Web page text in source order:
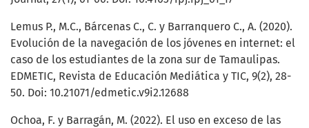
Lemus P., M.C., Bárcenas C., C. y Barranquero C., A. (2020).
Evolución de la navegación de los jóvenes en internet: el
caso de los estudiantes de la zona sur de Tamaulipas.
EDMETIC, Revista de Educación Mediática y TIC, 9(2), 28-
50. Doi: 10.21071/edmetic.v9i2.12688
Ochoa, F. y Barragán, M. (2022). El uso en exceso de las